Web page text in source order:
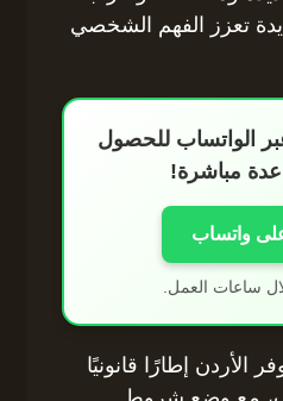
تعزز الفهم الشخصي
الواتساب للحصول
مباشرة!
واتساب
ساعات العمل.
الأردن إطارًا قانونيًا